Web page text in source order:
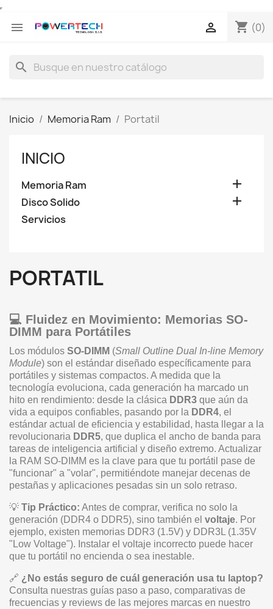
 shopping_cart (0)

search
Inicio Memoria Ram Portatil
INICIO
Memoria Ram 
Disco Solido 
Servicios
PORTATIL
💻 Fluidez en Movimiento: Memorias SO-
DIMM para Portátiles
Los módulos SO-DIMM (Small Outline Dual In-line Memory
Module) son el estándar diseñado específicamente para
portátiles y sistemas compactos. A medida que la
tecnología evoluciona, cada generación ha marcado un
hito en rendimiento: desde la clásica DDR3 que aún da
vida a equipos confiables, pasando por la DDR4, el
estándar actual de eficiencia y estabilidad, hasta llegar a la
revolucionaria DDR5, que duplica el ancho de banda para
tareas de inteligencia artificial y diseño extremo. Actualizar
la RAM SO-DIMM es la clave para que tu portátil pase de
"funcionar" a "volar", permitiéndote manejar decenas de
pestañas y aplicaciones pesadas sin un solo retraso.
💡 Tip Práctico: Antes de comprar, verifica no solo la
generación (DDR4 o DDR5), sino también el voltaje. Por
ejemplo, existen memorias DDR3 (1.5V) y DDR3L (1.35V
"Low Voltage"). Instalar el voltaje incorrecto puede hacer
que tu portátil no encienda o sea inestable.
🔗 ¿No estás seguro de cuál generación usa tu laptop?
Consulta nuestras guías paso a paso, comparativas de
frecuencias y reviews de las mejores marcas en nuestro